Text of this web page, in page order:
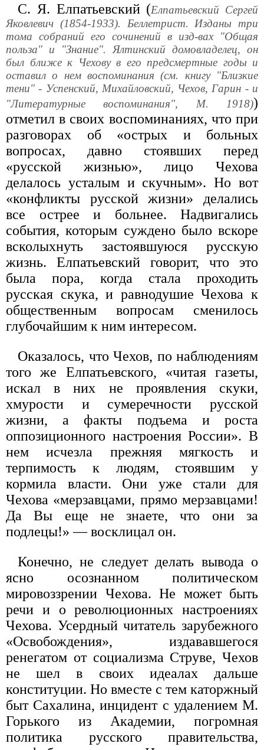
С. Я. Елпатьевский (Елпатьевский Сергей
Яковлевич (1854-1933). Беллетрист. Изданы три
тома собраний его сочинений в изд-вах "Общая
польза" и "Знание". Ялтинский домовладелец, он
был ближе к Чехову в его предсмертные годы и
оставил о нем воспоминания (см. книгу "Близкие
тени" - Успенский, Михайловский, Чехов, Гарин - и
"Литературные воспоминания", М. 1918))
отметил в своих воспоминаниях, что при
разговорах об «острых и больных
вопросах, давно стоявших перед
«русской жизнью», лицо Чехова
делалось усталым и скучным». Но вот
«конфликты русской жизни» делались
все острее и больнее. Надвигались
события, которым суждено было вскоре
всколыхнуть застоявшуюся русскую
жизнь. Елпатьевский говорит, что это
была пора, когда стала проходить
русская скука, и равнодушие Чехова к
общественным вопросам сменилось
глубочайшим к ним интересом.
Оказалось, что Чехов, по наблюдениям
того же Елпатьевского, «читая газеты,
искал в них не проявления скуки,
хмурости и сумеречности русской
жизни, а факты подъема и роста
оппозиционного настроения России». В
нем исчезла прежняя мягкость и
терпимость к людям, стоявшим у
кормила власти. Они уже стали для
Чехова «мерзавцами, прямо мерзавцами!
Да Вы еще не знаете, что они за
подлецы!» — восклицал он.
Конечно, не следует делать вывода о
ясно осознанном политическом
мировоззрении Чехова. Не может быть
речи и о революционных настроениях
Чехова. Усердный читатель зарубежного
«Освобождения», издававшегося
ренегатом от социализма Струве, Чехов
не шел в своих идеалах дальше
конституции. Но вместе с тем каторжный
быт Сахалина, инцидент с удалением М.
Горького из Академии, погромная
политика русского правительства,